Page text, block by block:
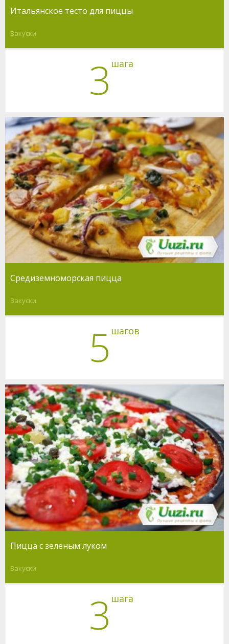
Итальянское тесто для пиццы
Закуски
3 шага
Средиземноморская пицца
Закуски
5 шагов
Пицца с зеленым луком
Закуски
3 шага